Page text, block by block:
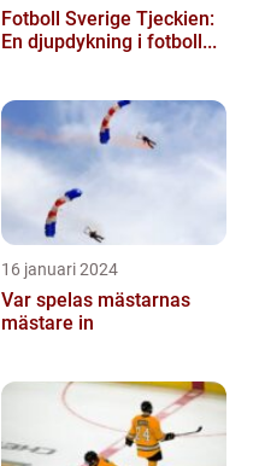
Fotboll Sverige Tjeckien:
En djupdykning i fotboll...
16 januari 2024
Var spelas mästarnas
mästare in